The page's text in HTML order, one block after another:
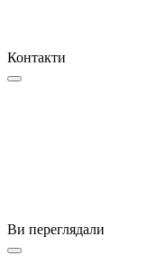
Контакти
Ви переглядали